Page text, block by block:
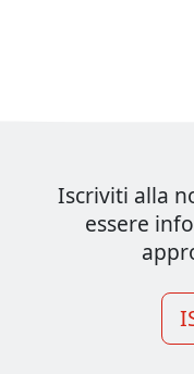
Iscriviti alla
essere